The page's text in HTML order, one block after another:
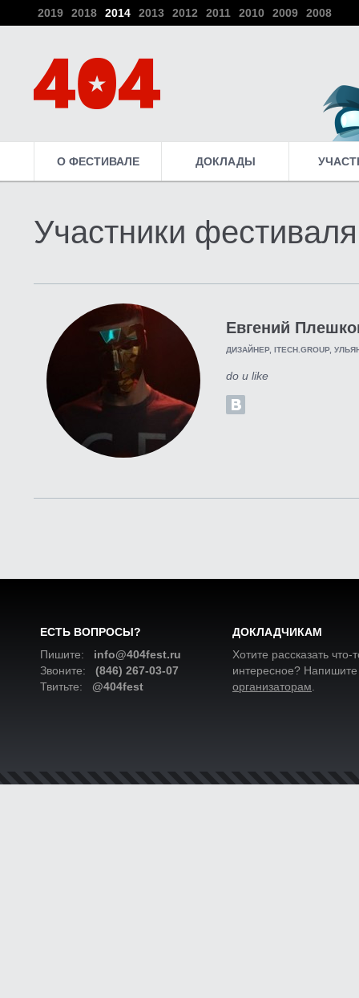
2019 2018 2014 2013 2012 2011 2010 2009 2008
О ФЕСТИВАЛЕ ДОКЛАДЫ
Участники фестиваля
Евгений
ДИЗАЙНЕР, ITECH.GROUP,
do u like
ЕСТЬ ВОПРОСЫ?
Пишите: info@404fest.ru
Звоните: (846) 267-03-07
Твитьте: @404fest
ДОКЛАДЧИКАМ
Хотите рассказать что-
интересное?
организаторам